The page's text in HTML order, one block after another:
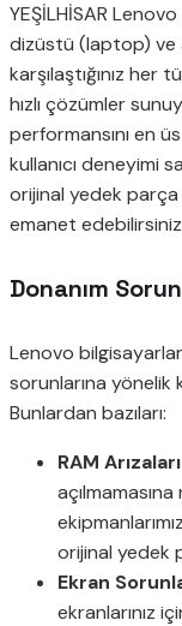
YEŞİLHİSAR
dizüstü (laptop) ve
karşılaştığınız
hızlı çözümler
performansını en
kullanıcı deneyimi
orijinal yedek parça
emanet
Donanım
Lenovo
sorunlarına yönelik
Bunlardan bazıları:
RAM
orijinal yedek
Ekran
ekranlarınız